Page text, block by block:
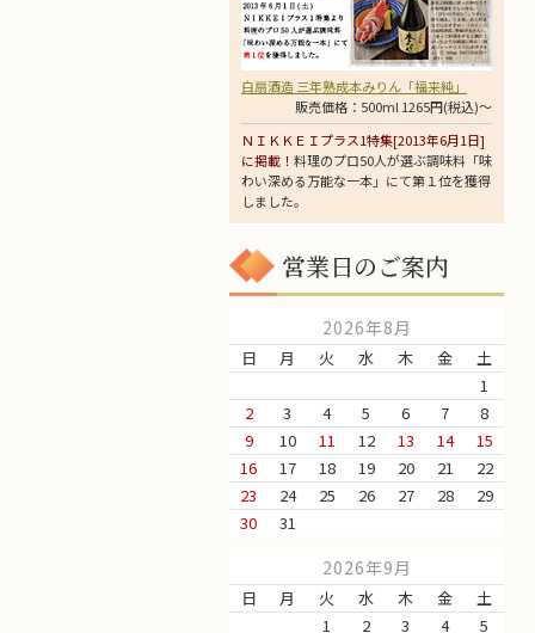
白扇酒造 三年熟成本みりん「福来純」
販売価格：500ml 1265円(税込)～
ＮＩＫＫＥＩプラス1特集[2013年6月1日]
に掲載！ 料理のプロ50人が選ぶ調味料「味
わい深める万能な一本」にて第１位を獲得
しました。
営業日のご案内
2026年8月
日 月 火 水 木 金
土
1
2
3 4 5 6 7
8
9
10 11 12 13 14
15
16
17 18 19 20 21
22
23
24 25 26 27 28
29
30
31
2026年9月
日 月 火 水 木 金
土
1
2 3 4 5